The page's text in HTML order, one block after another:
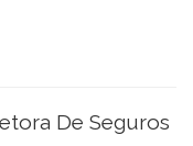
De Seguros